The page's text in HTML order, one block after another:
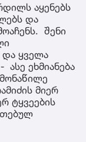
აყენებს
და
შენი
და ყველა
ეხმიანება
მიერ
ტყვეების